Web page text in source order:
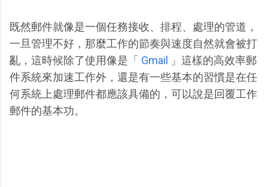
既然郵件就像是一個任務接收、排程、處理的管道，
一旦管理不好，那麼工作的節奏與速度自然就會被打
亂，這時候除了使用像是「 Gmail
」這樣的高效率郵
件系統來加速工作外，還是有一些基本的習慣是在任
何系統上處理郵件都應該具備的，可以說是回覆工作
郵件的基本功。